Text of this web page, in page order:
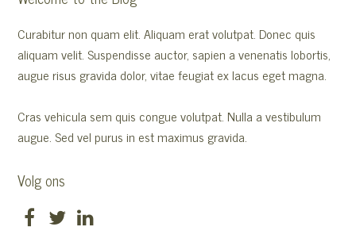
Curabitur non quam elit. Aliquam erat volutpat. Donec quis
aliquam velit. Suspendisse auctor, sapien a venenatis lobortis,
augue risus gravida dolor, vitae feugiat ex lacus eget magna.
Cras vehicula sem quis congue volutpat. Nulla a vestibulum
augue. Sed vel purus in est maximus gravida.
Volg ons
Facebook
TwitterLinkedIn